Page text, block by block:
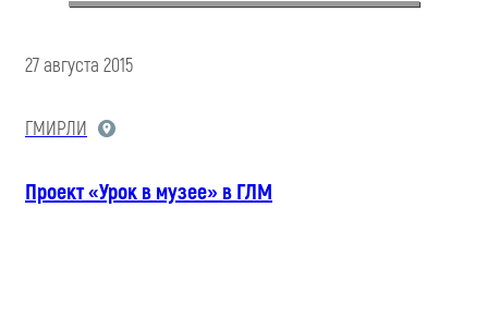
27 августа 2015
ГМИРЛИ
Проект «Урок в музее» в ГЛМ